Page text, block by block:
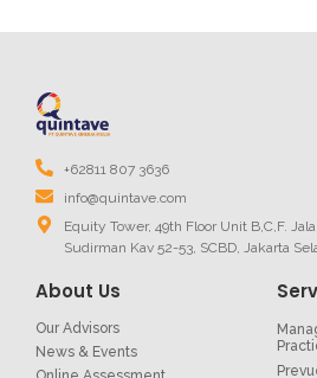
+62811 807 3636
info@quintave.com
Equity Tower, 49th Floor Unit B,C,F.
Sudirman Kav 52-53, SCBD, Jakarta
About Us
Our Advisors
News & Events